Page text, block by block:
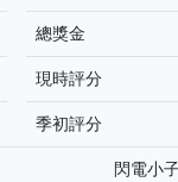
總獎金
現時評分
季初評分
閃電小